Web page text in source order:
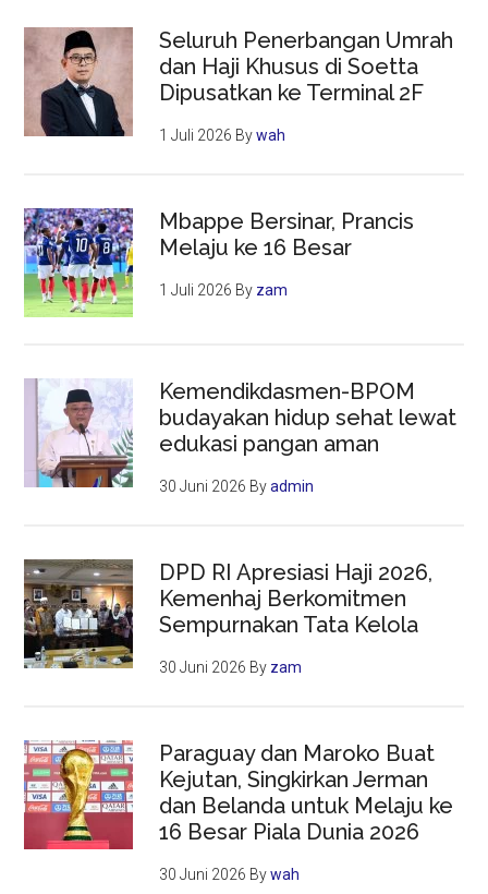
Seluruh Penerbangan Umrah
dan Haji Khusus di Soetta
Dipusatkan ke Terminal 2F
1 Juli 2026 Bywah
Mbappe Bersinar, Prancis
Melaju ke 16 Besar
1 Juli 2026 By zam
Kemendikdasmen-BPOM
budayakan hidup sehat lewat
edukasi pangan aman
30 Juni 2026 Byadmin
DPD RI Apresiasi Haji 2026,
Kemenhaj Berkomitmen
Sempurnakan Tata Kelola
30 Juni 2026 By zam
Paraguay dan Maroko Buat
Kejutan, Singkirkan Jerman
dan Belanda untuk Melaju ke
16 Besar Piala Dunia 2026
30 Juni 2026 Bywah